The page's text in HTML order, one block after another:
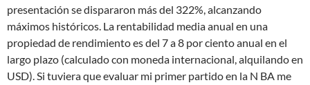
presentación se dispararon más del 322%, alcanzando
máximos históricos. La rentabilidad media anual en una
propiedad de rendimiento es del 7 a 8 por ciento anual en el
largo plazo (calculado con moneda internacional, alquilando en
USD). Si tuviera que evaluar mi primer partido en la N BA me